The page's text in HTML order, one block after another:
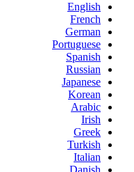
English
French
German
Portuguese
Spanish
Russian
Japanese
Korean
Arabic
Irish
Greek
Turkish
Italian
Danish